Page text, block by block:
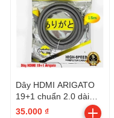
Dây HDMI ARIGATO
19+1 chuẩn 2.0 dài
1.5M
35.000 ₫